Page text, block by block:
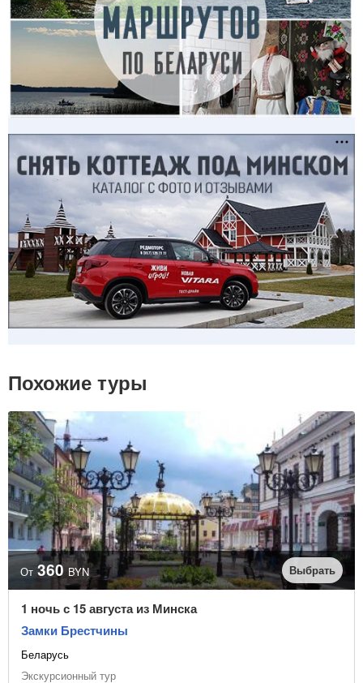
Похожие туры
От 360 BYN Выбрать
1 ночь с 15 августа из Минска
Замки Брестчины
Беларусь
Экскурсионный тур